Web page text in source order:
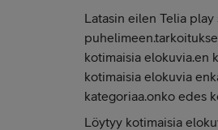
Latasin eilen Telia play
kotimaisia elokuvia.en
kotimaisia elokuvia
kategoriaa.onko edes
Löytyy kotimaisia